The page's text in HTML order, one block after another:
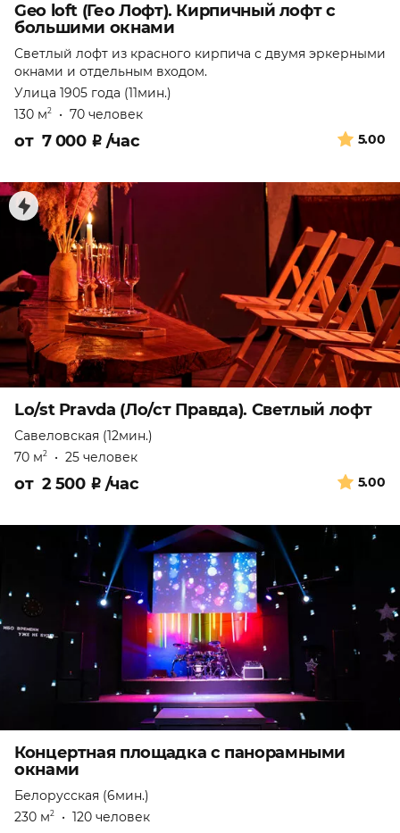
Geo loft (Гео Лофт). Кирпичный лофт с
большими окнами
Светлый лофт из красного кирпича с двумя эркерными
окнами и отдельным входом.
Улица 1905 года (11мин.)
130 м2 • 70 человек
5.00
от 7 000 ₽ /час
Lo/st Pravda (Ло/ст Правда). Светлый лофт
Савеловская (12мин.)
70 м2 • 25 человек
5.00
от 2 500 ₽ /час
Концертная площадка с панорамными
окнами
Белорусская (6мин.)
230 м2 • 120 человек